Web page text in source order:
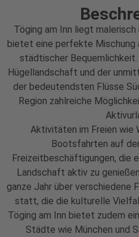
Töging am Inn liegt
bietet eine perfekte Mischung
städtischer
Hügellandschaft und der
der bedeutendsten Flüsse
Region zahlreiche
Aktivitäten im Freien wie
Bootsfahrten auf
Freizeitbeschäftigungen, die
Landschaft aktiv zu
ganze Jahr über verschiedene
statt, die die kulturelle
Töging am Inn bietet zudem
Städte wie München und